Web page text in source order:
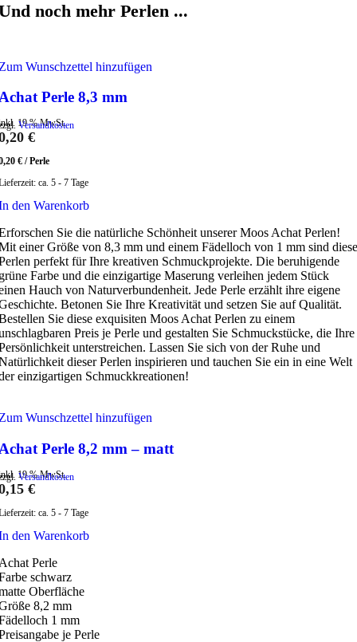
noch mehr Perlen ...
Wunschzettel hinzufügen
Perle 8,3 mm
19 % MwSt.
Versandkosten
€
€ /Perle
ca. 5 - 7 Tage
den Warenkorb
Sie die natürliche Schönheit unserer Moos Achat Perlen!
einer Größe von 8,3 mm und einem Fädelloch von 1 mm sind diese
perfekt für Ihre kreativen Schmuckprojekte. Die beruhigende
Farbe und die einzigartige Maserung verleihen jedem Stück
Hauch von Naturverbundenheit. Jede Perle erzählt ihre eigene
Betonen Sie Ihre Kreativität und setzen Sie auf Qualität.
Sie diese exquisiten Moos Achat Perlen zu einem
Preis je Perle und gestalten Sie Schmuckstücke, die Ihre
unterstreichen. Lassen Sie sich von der Ruhe und
dieser Perlen inspirieren und tauchen Sie ein in eine Welt
einzigartigen Schmuckkreationen!
Wunschzettel hinzufügen
Perle 8,2 mm – matt
19 % MwSt.
Versandkosten
€
ca. 5 - 7 Tage
den Warenkorb
Perle
schwarz
Oberfläche
8,2 mm
1 mm
je Perle